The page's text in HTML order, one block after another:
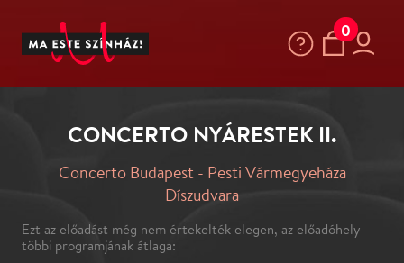
Concerto Budapest - Pesti Vármegyeháza
Díszudvara
Ezt az előadást még nem értekelték elegen, az előadóhely
★9.4/ 10
895 értékelésből